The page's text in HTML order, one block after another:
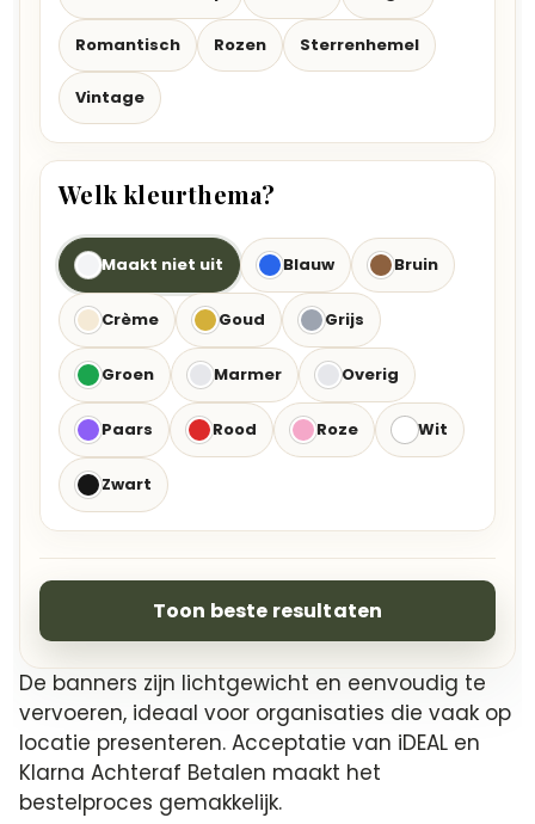
Romantisch Rozen Sterrenhemel
Vintage
Welk kleurthema?
Maakt niet uit Blauw Bruin
Crème Goud Grijs
Groen Marmer Overig
Paars Rood Roze Wit
Zwart
Toon beste resultaten
De banners zijn lichtgewicht en eenvoudig te
vervoeren, ideaal voor organisaties die vaak op
locatie presenteren. Acceptatie van iDEAL en
Klarna Achteraf Betalen maakt het
bestelproces gemakkelijk.